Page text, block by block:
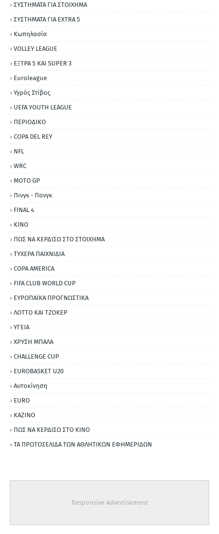
ΣΥΣΤΗΜΑΤΑ ΓΙΑ ΣΤΟΙΧΗΜΑ
ΣΥΣΤΗΜΑΤΑ ΓΙΑ ΕΧΤRΑ 5
Κωπηλασία
VOLLEY LEAGUE
ΕΞΤΡΑ 5 ΚΑΙ SUPER 3
Εuroleague
Υγρός Στίβος
UEFA YOUTH LEAGUE
ΠΕΡΙΟΔΙΚΟ
COPA DEL REY
NFL
WRC
MOTO GP
Πινγκ - Πονγκ
FINAL 4
ΚΙΝΟ
ΠΩΣ ΝΑ ΚΕΡΔΙΣΩ ΣΤΟ ΣΤΟΙΧΗΜΑ
ΤΥΧΕΡΑ ΠΑΙΧΝΙΔΙΑ
COPA AMERICA
FIFA CLUB WORLD CUP
ΕΥΡΩΠΑΪΚΑ ΠΡΟΓΝΩΣΤΙΚΑ
ΛΟΤΤΟ ΚΑΙ ΤΖΟΚΕΡ
ΥΓΕΙΑ
ΧΡΥΣΗ ΜΠΑΛΑ
CHALLENGE CUP
EUROBASKET U20
Αυτοκίνηση
ΕURO
ΚΑΖΙΝΟ
ΠΩΣ ΝΑ ΚΕΡΔΙΣΩ ΣΤΟ ΚΙΝΟ
ΤΑ ΠΡΩΤΟΣΕΛΙΔΑ ΤΩΝ ΑΘΛΗΤΙΚΩΝ ΕΦΗΜΕΡΙΔΩΝ
Responsive Advertisement